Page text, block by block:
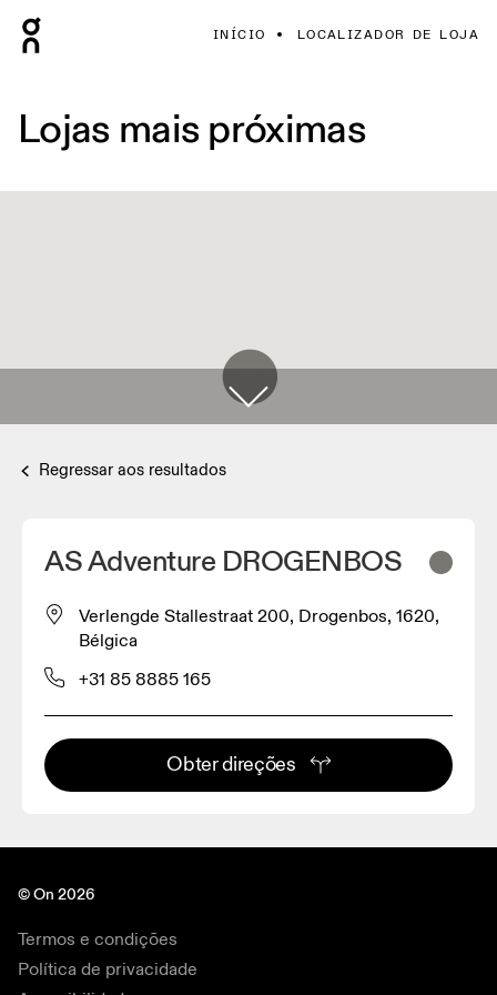
INÍCIO LOCALIZADOR DE LOJA
Lojas mais próximas
Regressar aos resultados
AS Adventure DROGENBOS
Verlengde Stallestraat 200, Drogenbos, 1620,
Bélgica
+31 85 8885 165
Obter direções
© On 2026
Termos e condições
Política de privacidade